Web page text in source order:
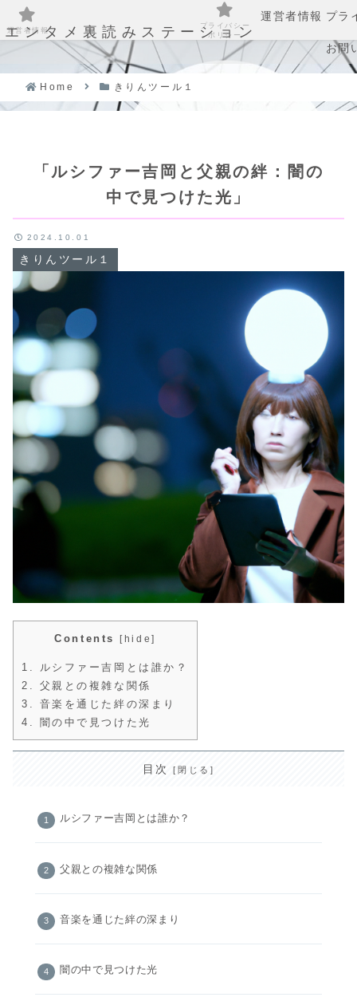
エンタメ裏読みステーション
運営者情報 プラ
お問
Home きりんツール１
「ルシファー吉岡と父親の絆：闇の
中で見つけた光」
きりんツール１
2024.10.01
Contents [ hide]
1.
ルシファー吉岡とは誰か？
2.
父親との複雑な関係
3.
音楽を通じた絆の深まり
4.
闇の中で見つけた光
目次
ルシファー吉岡とは誰か？
父親との複雑な関係
音楽を通じた絆の深まり
闇の中で見つけた光
運営者情報
プライバシー
ポリシー